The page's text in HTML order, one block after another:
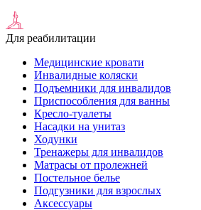
Для реабилитации
Медицинские кровати
Инвалидные коляски
Подъемники для инвалидов
Приспособления для ванны
Кресло-туалеты
Насадки на унитаз
Ходунки
Тренажеры для инвалидов
Матрасы от пролежней
Постельное белье
Подгузники для взрослых
Аксессуары